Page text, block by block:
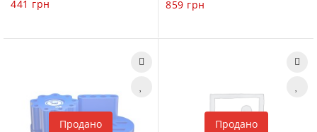
of
441 грн
of
859 грн
Продано Продано